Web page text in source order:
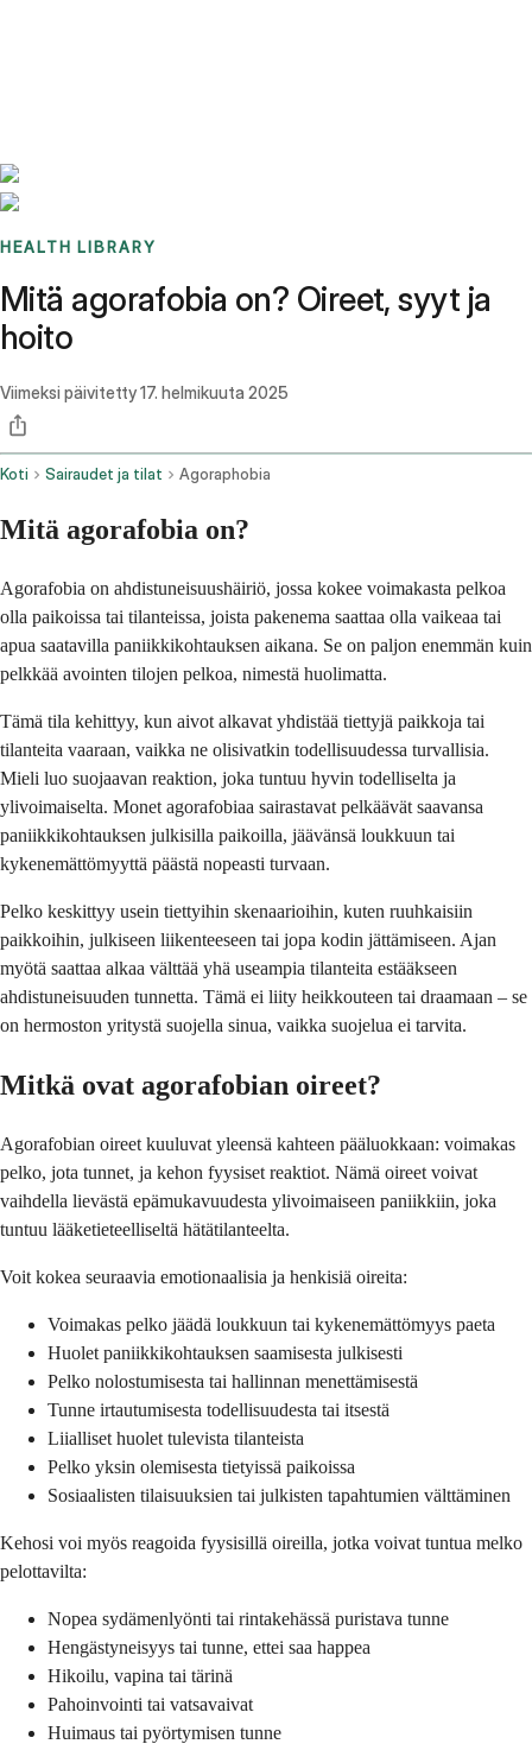
HEALTH LIBRARY
Mitä agorafobia on? Oireet, syyt ja
hoito
Viimeksi päivitetty17. helmikuuta 2025
Koti Sairaudet ja tilat Agoraphobia
Mitä agorafobia on?
Agorafobia on ahdistuneisuushäiriö, jossa kokee voimakasta pelkoa
olla paikoissa tai tilanteissa, joista pakenema saattaa olla vaikeaa tai
apua saatavilla paniikkikohtauksen aikana. Se on paljon enemmän kuin
pelkkää avointen tilojen pelkoa, nimestä huolimatta.
Tämä tila kehittyy, kun aivot alkavat yhdistää tiettyjä paikkoja tai
tilanteita vaaraan, vaikka ne olisivatkin todellisuudessa turvallisia.
Mieli luo suojaavan reaktion, joka tuntuu hyvin todelliselta ja
ylivoimaiselta. Monet agorafobiaa sairastavat pelkäävät saavansa
paniikkikohtauksen julkisilla paikoilla, jäävänsä loukkuun tai
kykenemättömyyttä päästä nopeasti turvaan.
Pelko keskittyy usein tiettyihin skenaarioihin, kuten ruuhkaisiin
paikkoihin, julkiseen liikenteeseen tai jopa kodin jättämiseen. Ajan
myötä saattaa alkaa välttää yhä useampia tilanteita estääkseen
ahdistuneisuuden tunnetta. Tämä ei liity heikkouteen tai draamaan – se
on hermoston yritystä suojella sinua, vaikka suojelua ei tarvita.
Mitkä ovat agorafobian oireet?
Agorafobian oireet kuuluvat yleensä kahteen pääluokkaan: voimakas
pelko, jota tunnet, ja kehon fyysiset reaktiot. Nämä oireet voivat
vaihdella lievästä epämukavuudesta ylivoimaiseen paniikkiin, joka
tuntuu lääketieteelliseltä hätätilanteelta.
Voit kokea seuraavia emotionaalisia ja henkisiä oireita:
Voimakas pelko jäädä loukkuun tai kykenemättömyys paeta
Huolet paniikkikohtauksen saamisesta julkisesti
Pelko nolostumisesta tai hallinnan menettämisestä
Tunne irtautumisesta todellisuudesta tai itsestä
Liialliset huolet tulevista tilanteista
Pelko yksin olemisesta tietyissä paikoissa
Sosiaalisten tilaisuuksien tai julkisten tapahtumien välttäminen
Kehosi voi myös reagoida fyysisillä oireilla, jotka voivat tuntua melko
pelottavilta:
Nopea sydämenlyönti tai rintakehässä puristava tunne
Hengästyneisyys tai tunne, ettei saa happea
Hikoilu, vapina tai tärinä
Pahoinvointi tai vatsavaivat
Huimaus tai pyörtymisen tunne